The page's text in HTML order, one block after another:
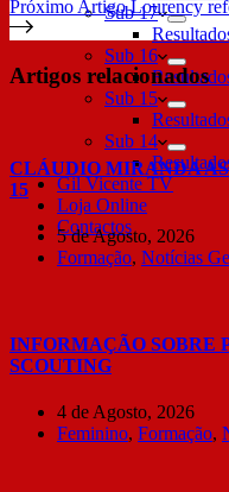
Sub 17
Sub 16
Sub 15
Sub 14
Gil Vicente TV
Loja Online
Contactos
Próximo Artigo Lourency
Artigos relacionados
CLÁUDIO MIRANDA
15
5 de Agosto, 2026
Formação, Notícias
INFORMAÇÃO SOBRE
SCOUTING
4 de Agosto, 2026
Feminino, Formação,